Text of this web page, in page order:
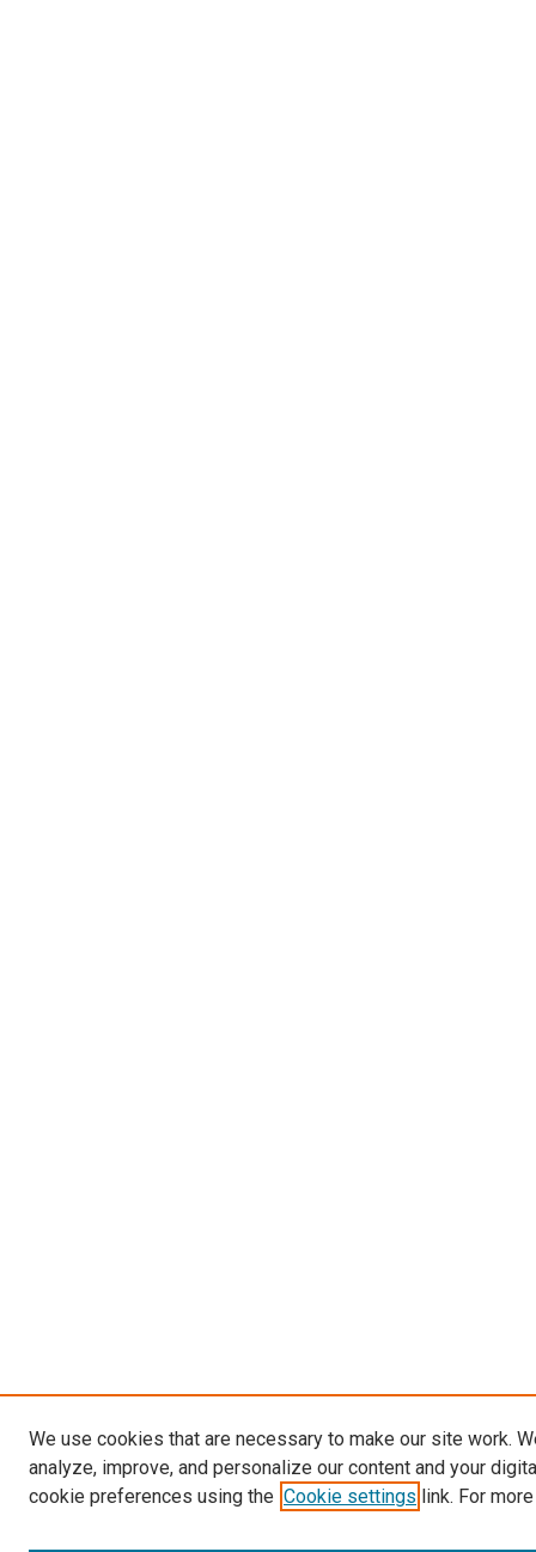
We use cookies that are necessary to make our site work.
analyze, improve, and personalize our content and your
cookie preferences using the Cookie settings link. For